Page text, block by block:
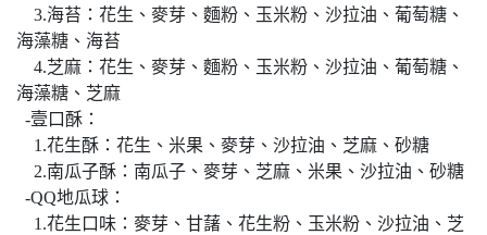
3.海苔：花生、麥芽、麵粉、玉米粉、沙拉油、葡萄糖、
海藻糖、海苔
4.芝麻：花生、麥芽、麵粉、玉米粉、沙拉油、葡萄糖、
海藻糖、芝麻
-壹口酥：
1.花生酥：花生、米果、麥芽、沙拉油、芝麻、砂糖
2.南瓜子酥：南瓜子、麥芽、芝麻、米果、沙拉油、砂糖
-QQ地瓜球：
1.花生口味：麥芽、甘藷、花生粉、玉米粉、沙拉油、芝